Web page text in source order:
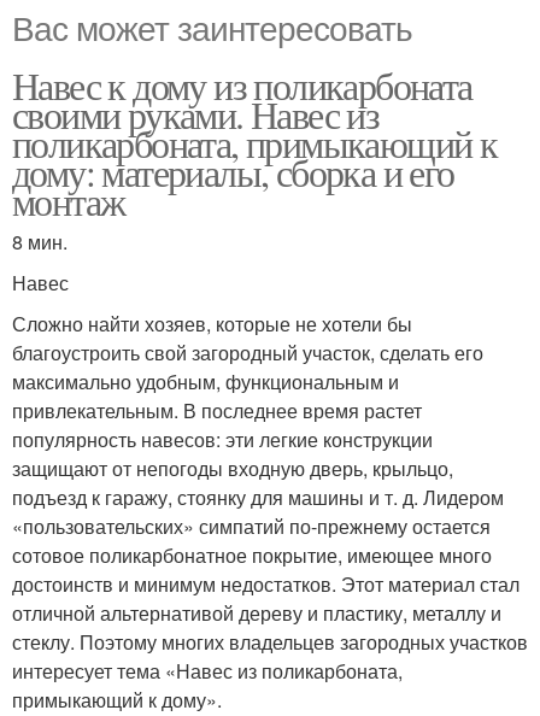
Вас может заинтересовать
Навес к дому из поликарбоната
своими руками. Навес из
поликарбоната, примыкающий к
дому: материалы, сборка и его
монтаж
8 мин.
Навес
Сложно найти хозяев, которые не хотели бы
благоустроить свой загородный участок, сделать его
максимально удобным, функциональным и
привлекательным. В последнее время растет
популярность навесов: эти легкие конструкции
защищают от непогоды входную дверь, крыльцо,
подъезд к гаражу, стоянку для машины и т. д. Лидером
«пользовательских» симпатий по-прежнему остается
сотовое поликарбонатное покрытие, имеющее много
достоинств и минимум недостатков. Этот материал стал
отличной альтернативой дереву и пластику, металлу и
стеклу. Поэтому многих владельцев загородных участков
интересует тема «Навес из поликарбоната,
примыкающий к дому».